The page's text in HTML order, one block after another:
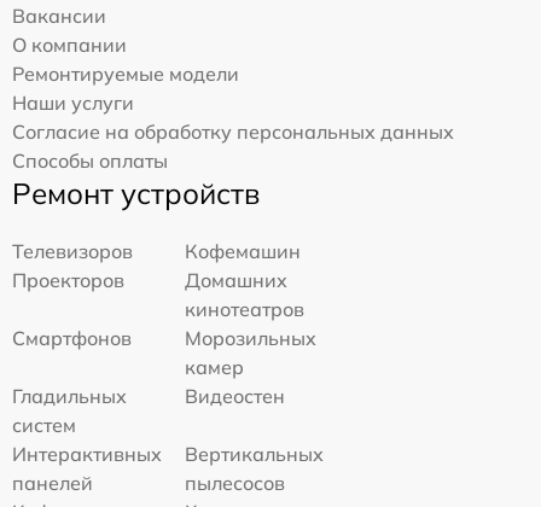
Вакансии
О компании
Ремонтируемые модели
Наши услуги
Согласие на обработку персональных данных
Способы оплаты
Ремонт устройств
Телевизоров
Кофемашин
Проекторов
Домашних
кинотеатров
Смартфонов
Морозильных
камер
Гладильных
систем
Видеостен
Интерактивных
панелей
Вертикальных
пылесосов